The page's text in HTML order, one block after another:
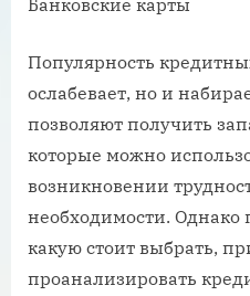
Банковские карты
Популярность
ослабевает, но и
позволяют получить
которые можно
возникновении
необходимости. Однако
какую стоит выбрать,
проанализировать